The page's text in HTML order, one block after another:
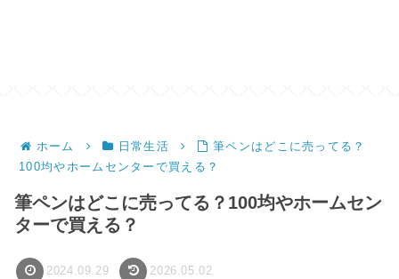
ホーム 日常生活
筆ペンはどこに売ってる？
100均やホームセンターで買える？
筆ペンはどこに売ってる？100均やホームセン
ターで買える？
2024.09.29 2026.05.02